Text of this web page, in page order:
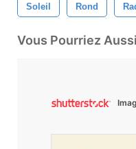
Soleil Rond
Vous Pourriez